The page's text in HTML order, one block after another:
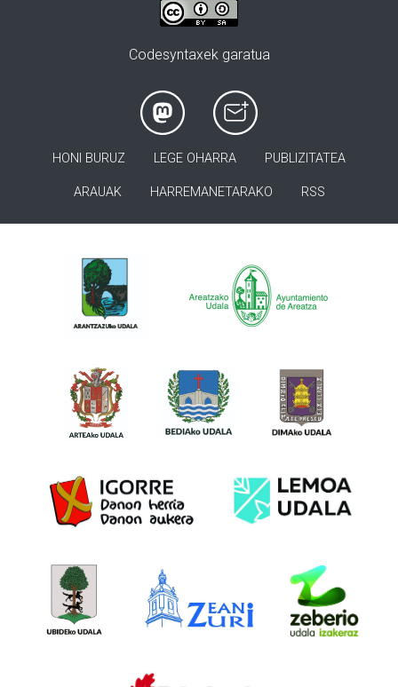
Codesyntaxek garatua
HONI BURUZ LEGE OHARRA PUBLIZITATEA
ARAUAK HARREMANETARAKO RSS